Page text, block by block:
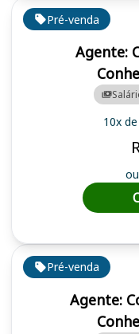
Pré-venda
Agente:
Pré-venda
Agente:
10x de